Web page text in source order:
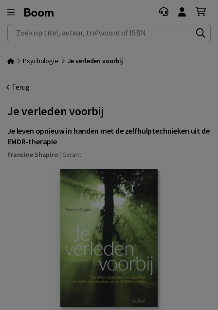
Zoek op titel, auteur, trefwoord of ISBN
Psychologie Je verleden voorbij
Terug
Je verleden voorbij
Je leven opnieuw in handen met de zelfhulptechnieken uit de
EMDR-therapie
Francine Shapiro| Garant